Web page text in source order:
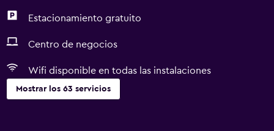
Estacionamiento gratuito
Centro de negocios
Wifi disponible en todas las instalaciones
Mostrar los 63 servicios